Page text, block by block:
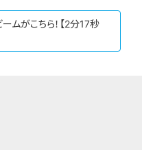
ムがこちら！【2分17秒